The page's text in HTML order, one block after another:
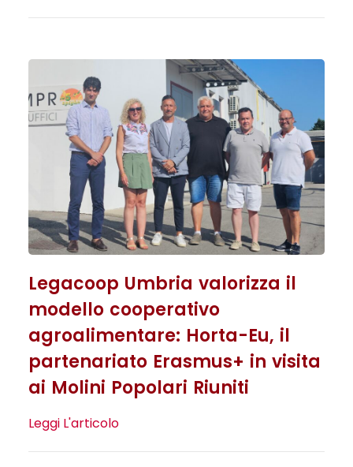
Legacoop Umbria valorizza il
modello cooperativo
agroalimentare: Horta-Eu, il
partenariato Erasmus+ in visita
ai Molini Popolari Riuniti
Leggi L'articolo